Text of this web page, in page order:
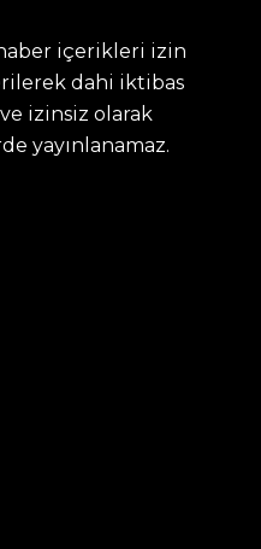
içerikleri izin
dahi iktibas
izinsiz olarak
yayınlanamaz.